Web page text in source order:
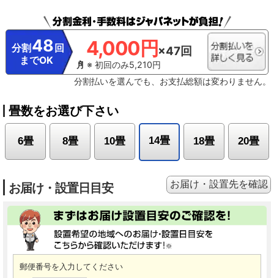
分割 48 回
までOK
4,000円×47回
※ 初回のみ5,210円
分割払いを選んでも、お支払総額は変わりません。
畳数をお選び下さい
6畳 8畳 10畳 14畳 18畳 20畳
お届け・設置日目安
郵便番号を入力してください
お届け・設置先を確認